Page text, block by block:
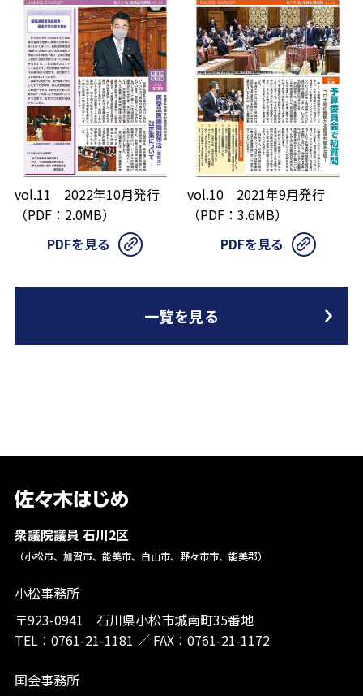
vol.11 2022年10月発行
（PDF：2.0MB）
PDFを見る
vol.10 2021年9月発行
（PDF：3.6MB）
PDFを見る
一覧を見る
衆議院議員 石川2区
（小松市、加賀市、能美市、白山市、野々市市、能美郡）
小松事務所
〒923-0941 石川県小松市城南町35番地
TEL： 0761-21-1181 ／ FAX：0761-21-1172
国会事務所